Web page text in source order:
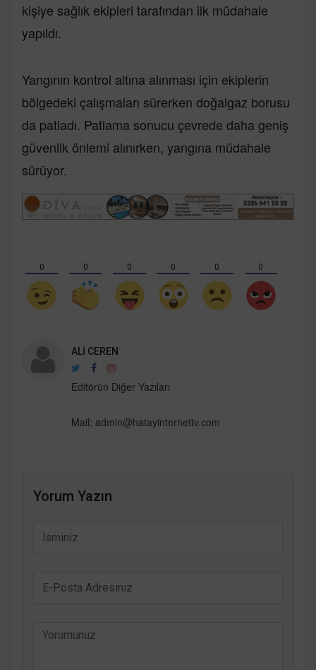
kişiye sağlık ekipleri tarafından ilk müdahale
yapıldı.
Yangının kontrol altına alınması için ekiplerin
bölgedeki çalışmaları sürerken doğalgaz borusu
da patladı. Patlama sonucu çevrede daha geniş
güvenlik önlemi alınırken, yangına müdahale
sürüyor.
0 0 0 0 0 0
ALI CEREN
Editörün Diğer Yazıları
Mail: admin@hatayinternettv.com
Yorum Yazın